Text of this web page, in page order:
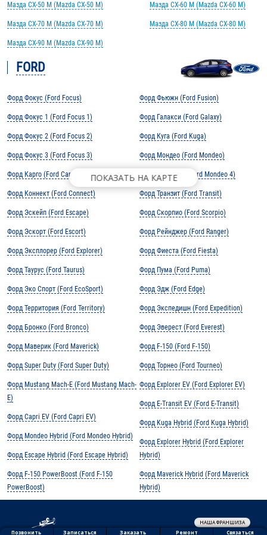
ПОКАЗАТЬ НА КАРТЕ
Мазда CX-50 M (Mazda CX-50 M)
Мазда CX-70 M (Mazda CX-70 M)
Мазда CX-90 M (Mazda CX-90 M)
Мазда CX-60 M (Mazda CX-60 M)
Мазда CX-80 M (Mazda CX-80 M)
FORD
Форд Фокус (Ford Focus)
Форд Фокус 1 (Ford Focus 1)
Форд Фокус 2 (Ford Focus 2)
Форд Фокус 3 (Ford Focus 3)
Форд Карго (Ford Cargo)
Форд Коннект (Ford Connect)
Форд Эскейп (Ford Escape)
Форд Эскорт (Ford Escort)
Форд Эксплорер (Ford Explorer)
Форд Таурус (Ford Taurus)
Форд Эко Спорт (Ford EcoSport)
Форд Территория (Ford Territory)
Форд Бронко (Ford Bronco)
Форд Маверик (Ford Maverick)
Форд Super Duty (Ford Super Duty)
Форд Mustang Mach-E (Ford Mustang Mach-
E)
Форд Capri EV (Ford Capri EV)
Форд Mondeo Hybrid (Ford Mondeo Hybrid)
Форд Escape Hybrid (Ford Escape Hybrid)
Форд F-150 PowerBoost (Ford F-150
PowerBoost)
Форд Фьюжн (Ford Fusion)
Форд Галакси (Ford Galaxy)
Форд Куга (Ford Kuga)
Форд Мондео (Ford Mondeo)
Форд Мондео 4 (Ford Mondeo 4)
Форд Транзит (Ford Transit)
Форд Скорпио (Ford Scorpio)
Форд Рейнджер (Ford Ranger)
Форд Фиеста (Ford Fiesta)
Форд Пума (Ford Puma)
Форд Эдж (Ford Edge)
Форд Экспедишн (Ford Expedition)
Форд Эверест (Ford Everest)
Форд F-150 (Ford F-150)
Форд Торнео (Ford Tourneo)
Форд Explorer EV (Ford Explorer EV)
Форд E-Transit EV (Ford E-Transit)
Форд Kuga Hybrid (Ford Kuga Hybrid)
Форд Explorer Hybrid (Ford Explorer
Hybrid)
Форд Maverick Hybrid (Ford Maverick
Hybrid)
НАША ФРАНШИЗА
Обработка персональных данных
Позвонить Записаться Заказать Ремонт Связаться